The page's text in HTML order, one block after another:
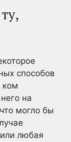
способов
ком
на
могло бы
любая